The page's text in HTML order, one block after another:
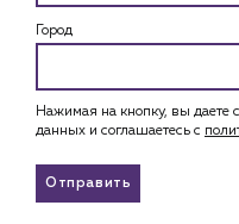
Город
Нажимая на кнопку, вы даете
данных и соглашаетесь c
Отправить